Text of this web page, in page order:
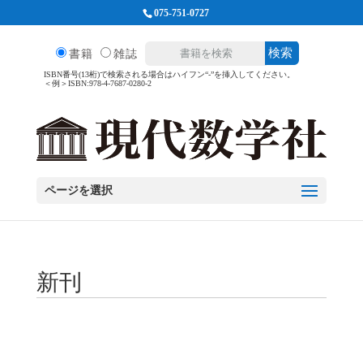
075-751-0727
書籍 雑誌 検索
ISBN番号(13桁)で検索される場合はハイフン“-”を挿入してください。
＜例＞ISBN:978-4-7687-0280-2
ページを選択
新刊